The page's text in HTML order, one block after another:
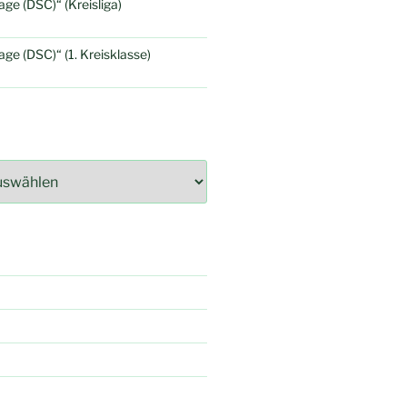
(DSC)“ (Kreisliga)
(DSC)“ (1. Kreisklasse)